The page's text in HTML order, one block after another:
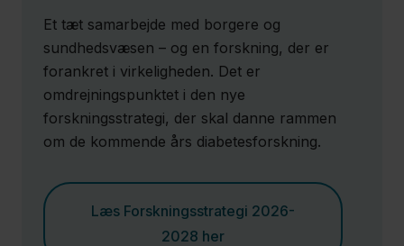
Et tæt samarbejde med borgere og
sundhedsvæsen – og en forskning, der er
forankret i virkeligheden. Det er
omdrejningspunktet i den nye
forskningsstrategi, der skal danne rammen
om de kommende års diabetesforskning.
Læs Forskningsstrategi 2026-
2028 her